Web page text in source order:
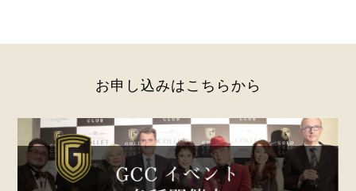
お申し込みはこちらから